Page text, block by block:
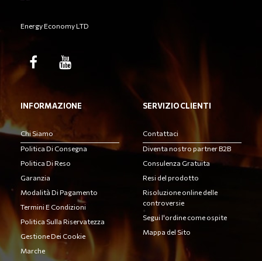
Energy Economy LTD
INFORMAZIONE
Chi Siamo
Politica Di Consegna
Politica Di Reso
Garanzia
Modalità Di Pagamento
Termini E Condizioni
Politica Sulla Riservatezza
Gestione Dei Cookie
Marche
SERVIZIO CLIENTI
Contattaci
Diventa nostro partner B2B
Consulenza Gratuita
Resi del prodotto
Risoluzione online delle
controversie
Segui l'ordine come ospite
Mappa del Sito